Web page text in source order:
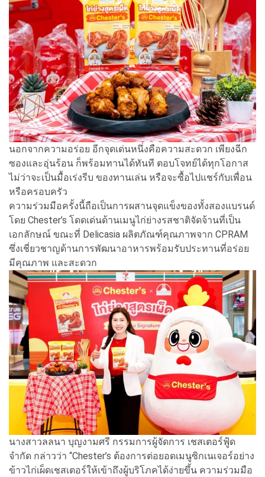
นอกจากความอร่อย อีกจุดเด่นหนึ่งคือความสะดวก เพียงฉีก
ซองและอุ่นร้อน ก็พร้อมทานได้ทันที ตอบโจทย์ได้ทุกโอกาส
ไม่ว่าจะเป็นมื้อเร่งรีบ ของทานเล่น หรือจะซื้อไปแชร์กับเพื่อน
หรือครอบครัว
ความร่วมมือครั้งนี้ถือเป็นการผสานจุดแข็งของทั้งสองแบรนด์
โดย Chester’s โดดเด่นด้านเมนูไก่ย่างรสชาติจัดจ้านที่เป็น
เอกลักษณ์ ขณะที่ Delicasia ผลิตภัณฑ์คุณภาพจาก CPRAM
ซึ่งเชี่ยวชาญด้านการพัฒนาอาหารพร้อมรับประทานที่อร่อย
มีคุณภาพ และสะดวก
นางสาวลลนา บุญงามศรี กรรมการผู้จัดการ เชสเตอร์ฟู้ด
จำกัด กล่าวว่า “Chester’s ต้องการต่อยอดเมนูซิกเนเจอร์อย่าง
ข้าวไก่เผ็ดเชสเตอร์ให้เข้าถึงผู้บริโภคได้ง่ายขึ้น ความร่วมมือ